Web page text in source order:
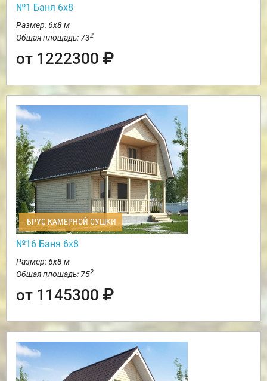
№1 Баня 6х8
Размер: 6х8 м
Общая площадь: 732
от 1222300
БРУС КАМЕРНОЙ СУШКИ
№16 Баня 6х8
Размер: 6х8 м
Общая площадь: 752
от 1145300